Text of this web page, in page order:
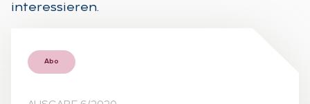
interessieren.
Abo